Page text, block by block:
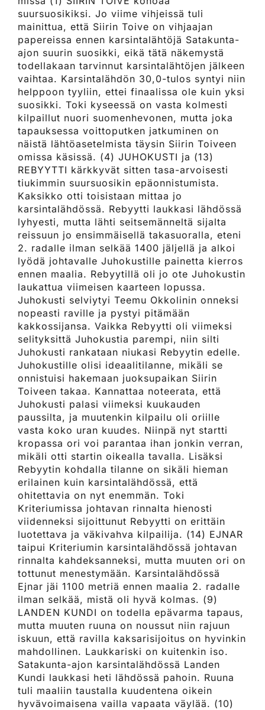
suursuosikiksi. Jo viime vihjeissä tuli
mainittua, että Siirin Toive on vihjaajan
papereissa ennen karsintalähtöjä Satakunta-
ajon suurin suosikki, eikä tätä näkemystä
todellakaan tarvinnut karsintalähtöjen jälkeen
vaihtaa. Karsintalähdön 30,0-tulos syntyi niin
helppoon tyyliin, ettei finaalissa ole kuin yksi
suosikki. Toki kyseessä on vasta kolmesti
kilpaillut nuori suomenhevonen, mutta joka
tapauksessa voittoputken jatkuminen on
näistä lähtöasetelmista täysin Siirin Toiveen
omissa käsissä. (4) JUHOKUSTI ja (13)
REBYYTTI kärkkyvät sitten tasa-arvoisesti
tiukimmin suursuosikin epäonnistumista.
Kaksikko otti toisistaan mittaa jo
karsintalähdössä. Rebyytti laukkasi lähdössä
lyhyesti, mutta lähti seitsemänneltä sijalta
reissuun jo ensimmäisellä takasuoralla, eteni
2. radalle ilman selkää 1400 jäljellä ja alkoi
lyödä johtavalle Juhokustille painetta kierros
ennen maalia. Rebyytillä oli jo ote Juhokustin
laukattua viimeisen kaarteen lopussa.
Juhokusti selviytyi Teemu Okkolinin onneksi
nopeasti raville ja pystyi pitämään
kakkossijansa. Vaikka Rebyytti oli viimeksi
selityksittä Juhokustia parempi, niin silti
Juhokusti rankataan niukasi Rebyytin edelle.
Juhokustille olisi ideaalitilanne, mikäli se
onnistuisi hakemaan juoksupaikan Siirin
Toiveen takaa. Kannattaa noteerata, että
Juhokusti palasi viimeksi kuukauden
paussilta, ja muutenkin kilpailu oli oriille
vasta koko uran kuudes. Niinpä nyt startti
kropassa ori voi parantaa ihan jonkin verran,
mikäli otti startin oikealla tavalla. Lisäksi
Rebyytin kohdalla tilanne on sikäli hieman
erilainen kuin karsintalähdössä, että
ohitettavia on nyt enemmän. Toki
Kriteriumissa johtavan rinnalta hienosti
viidenneksi sijoittunut Rebyytti on erittäin
luotettava ja väkivahva kilpailija. (14) EJNAR
taipui Kriteriumin karsintalähdössä johtavan
rinnalta kahdeksanneksi, mutta muuten ori on
tottunut menestymään. Karsintalähdössä
Ejnar jäi 1100 metriä ennen maalia 2. radalle
ilman selkää, mistä oli hyvä kolmas. (9)
LANDEN KUNDI on todella epävarma tapaus,
mutta muuten ruuna on noussut niin rajuun
iskuun, että ravilla kaksarisijoitus on hyvinkin
mahdollinen. Laukkariski on kuitenkin iso.
Satakunta-ajon karsintalähdössä Landen
Kundi laukkasi heti lähdössä pahoin. Ruuna
tuli maaliin taustalla kuudentena oikein
hyvävoimaisena vailla vapaata väylää. (10)